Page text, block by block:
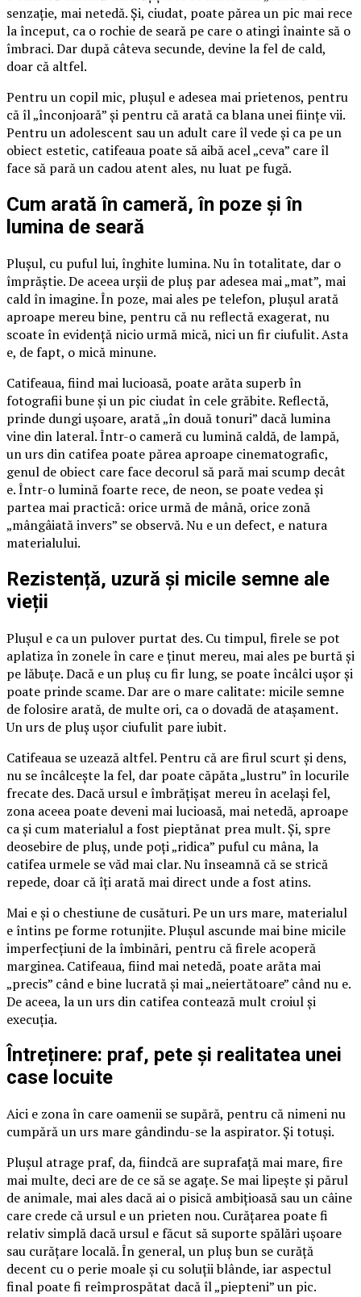
senzație, mai netedă. Și, ciudat, poate părea un pic mai rece
la început, ca o rochie de seară pe care o atingi înainte să o
îmbraci. Dar după câteva secunde, devine la fel de cald,
doar că altfel.
Pentru un copil mic, plușul e adesea mai prietenos, pentru
că îl „înconjoară” și pentru că arată ca blana unei ființe vii.
Pentru un adolescent sau un adult care îl vede și ca pe un
obiect estetic, catifeaua poate să aibă acel „ceva” care îl
face să pară un cadou atent ales, nu luat pe fugă.
Cum arată în cameră, în poze și în
lumina de seară
Plușul, cu puful lui, înghite lumina. Nu în totalitate, dar o
împrăștie. De aceea urșii de pluș par adesea mai „mat”, mai
cald în imagine. În poze, mai ales pe telefon, plușul arată
aproape mereu bine, pentru că nu reflectă exagerat, nu
scoate în evidență nicio urmă mică, nici un fir ciufulit. Asta
e, de fapt, o mică minune.
Catifeaua, fiind mai lucioasă, poate arăta superb în
fotografii bune și un pic ciudat în cele grăbite. Reflectă,
prinde dungi ușoare, arată „în două tonuri” dacă lumina
vine din lateral. Într-o cameră cu lumină caldă, de lampă,
un urs din catifea poate părea aproape cinematografic,
genul de obiect care face decorul să pară mai scump decât
e. Într-o lumină foarte rece, de neon, se poate vedea și
partea mai practică: orice urmă de mână, orice zonă
„mângâiată invers” se observă. Nu e un defect, e natura
materialului.
Rezistență, uzură și micile semne ale
vieții
Plușul e ca un pulover purtat des. Cu timpul, firele se pot
aplatiza în zonele în care e ținut mereu, mai ales pe burtă și
pe lăbuțe. Dacă e un pluș cu fir lung, se poate încâlci ușor și
poate prinde scame. Dar are o mare calitate: micile semne
de folosire arată, de multe ori, ca o dovadă de atașament.
Un urs de pluș ușor ciufulit pare iubit.
Catifeaua se uzează altfel. Pentru că are firul scurt și dens,
nu se încâlcește la fel, dar poate căpăta „lustru” în locurile
frecate des. Dacă ursul e îmbrățișat mereu în același fel,
zona aceea poate deveni mai lucioasă, mai netedă, aproape
ca și cum materialul a fost pieptănat prea mult. Și, spre
deosebire de pluș, unde poți „ridica” puful cu mâna, la
catifea urmele se văd mai clar. Nu înseamnă că se strică
repede, doar că îți arată mai direct unde a fost atins.
Mai e și o chestiune de cusături. Pe un urs mare, materialul
e întins pe forme rotunjite. Plușul ascunde mai bine micile
imperfecțiuni de la îmbinări, pentru că firele acoperă
marginea. Catifeaua, fiind mai netedă, poate arăta mai
„precis” când e bine lucrată și mai „neiertătoare” când nu e.
De aceea, la un urs din catifea contează mult croiul și
execuția.
Întreținere: praf, pete și realitatea unei
case locuite
Aici e zona în care oamenii se supără, pentru că nimeni nu
cumpără un urs mare gândindu-se la aspirator. Și totuși.
Plușul atrage praf, da, fiindcă are suprafață mai mare, fire
mai multe, deci are de ce să se agațe. Se mai lipește și părul
de animale, mai ales dacă ai o pisică ambițioasă sau un câine
care crede că ursul e un prieten nou. Curățarea poate fi
relativ simplă dacă ursul e făcut să suporte spălări ușoare
sau curățare locală. În general, un pluș bun se curăță
decent cu o perie moale și cu soluții blânde, iar aspectul
final poate fi reîmprospătat dacă îl „piepteni” un pic.